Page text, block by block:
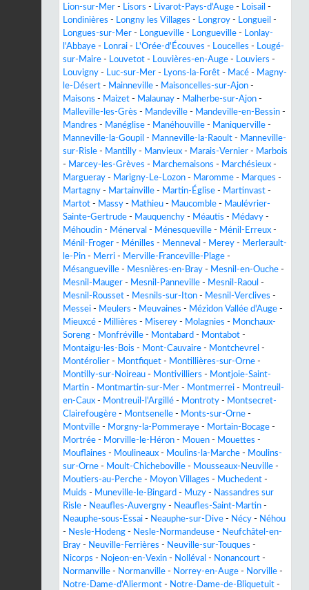
Lion-sur-Mer - Lisors - Livarot-Pays-d'Auge - Loisail -
Londinières - Longny les Villages - Longroy - Longueil -
Longues-sur-Mer - Longueville - Longueville - Lonlay-
l'Abbaye - Lonrai - L'Orée-d'Écouves - Loucelles - Lougé-
sur-Maire - Louvetot - Louvières-en-Auge - Louviers -
Louvigny - Luc-sur-Mer - Lyons-la-Forêt - Macé - Magny-
le-Désert - Mainneville - Maisoncelles-sur-Ajon -
Maisons - Maizet - Malaunay - Malherbe-sur-Ajon -
Malleville-les-Grès - Mandeville - Mandeville-en-Bessin -
Mandres - Manéglise - Manéhouville - Maniquerville -
Manneville-la-Goupil - Manneville-la-Raoult - Manneville-
sur-Risle - Mantilly - Manvieux - Marais-Vernier - Marbois
- Marcey-les-Grèves - Marchemaisons - Marchésieux -
Margueray - Marigny-Le-Lozon - Maromme - Marques -
Martagny - Martainville - Martin-Église - Martinvast -
Martot - Massy - Mathieu - Maucomble - Maulévrier-
Sainte-Gertrude - Mauquenchy - Méautis - Médavy -
Méhoudin - Ménerval - Ménesqueville - Ménil-Erreux -
Ménil-Froger - Ménilles - Menneval - Merey - Merlerault-
le-Pin - Merri - Merville-Franceville-Plage -
Mésangueville - Mesnières-en-Bray - Mesnil-en-Ouche -
Mesnil-Mauger - Mesnil-Panneville - Mesnil-Raoul -
Mesnil-Rousset - Mesnils-sur-Iton - Mesnil-Verclives -
Messei - Meulers - Meuvaines - Mézidon Vallée d'Auge -
Mieuxcé - Millières - Miserey - Molagnies - Monchaux-
Soreng - Monfréville - Montabard - Montabot -
Montaigu-les-Bois - Mont-Cauvaire - Montchevrel -
Montérolier - Montfiquet - Montillières-sur-Orne -
Montilly-sur-Noireau - Montivilliers - Montjoie-Saint-
Martin - Montmartin-sur-Mer - Montmerrei - Montreuil-
en-Caux - Montreuil-l'Argillé - Montroty - Montsecret-
Clairefougère - Montsenelle - Monts-sur-Orne -
Montville - Morgny-la-Pommeraye - Mortain-Bocage -
Mortrée - Morville-le-Héron - Mouen - Mouettes -
Mouflaines - Moulineaux - Moulins-la-Marche - Moulins-
sur-Orne - Moult-Chicheboville - Mousseaux-Neuville -
Moutiers-au-Perche - Moyon Villages - Muchedent -
Muids - Muneville-le-Bingard - Muzy - Nassandres sur
Risle - Neaufles-Auvergny - Neaufles-Saint-Martin -
Neauphe-sous-Essai - Neauphe-sur-Dive - Nécy - Néhou
- Nesle-Hodeng - Nesle-Normandeuse - Neufchâtel-en-
Bray - Neuville-Ferrières - Neuville-sur-Touques -
Nicorps - Nojeon-en-Vexin - Nolléval - Nonancourt -
Normanville - Normanville - Norrey-en-Auge - Norville -
Notre-Dame-d'Aliermont - Notre-Dame-de-Bliquetuit -